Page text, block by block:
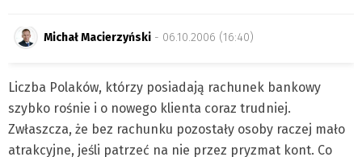
Michał Macierzyński - 06.10.2006 (16:40)
Liczba Polaków, którzy posiadają rachunek bankowy
szybko rośnie i o nowego klienta coraz trudniej.
Zwłaszcza, że bez rachunku pozostały osoby raczej mało
atrakcyjne, jeśli patrzeć na nie przez pryzmat kont. Co